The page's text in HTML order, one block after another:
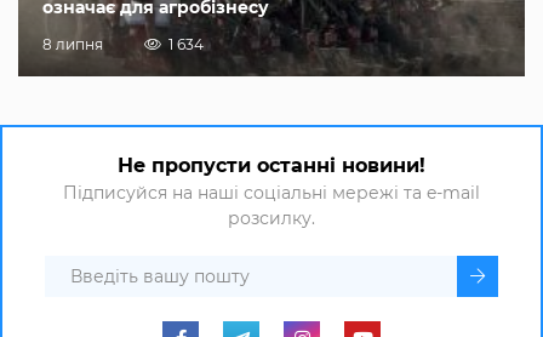
означає для агробізнесу
8 липня 1 634
Не пропусти останні новини!
Підписуйся на наші соціальні мережі та e-mail
розсилку.